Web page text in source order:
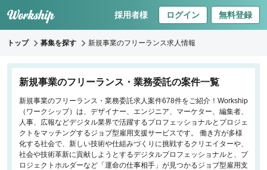
採用者様 ログイン 無料登録
トップ 募集を探す 新規事業のフリーランス求人情報
新規事業のフリーランス・業務委託の案件一覧
新規事業のフリーランス・業務委託求人案件678件をご紹介！Workship
（ワークシップ）は、デザイナー、エンジニア、マーケター、編集者、
人事、広報などデジタル業界で活躍するプロフェッショナルとプロジェ
クトをマッチングするジョブ型雇用支援サービスです。 働き方が多様
化する社会で、新しい技術や仕組みづくりに挑戦するクリエイターや、
社会や技術革新に貢献しようとするデジタルプロフェッショナルと、プ
ロジェクトホルダーなど「運命の仕事相手」が見つかるジョブ型雇用支
キーワードで探す
職種
フロントエンドエンジニア
バックエンドエンジニア
インフラエンジニア